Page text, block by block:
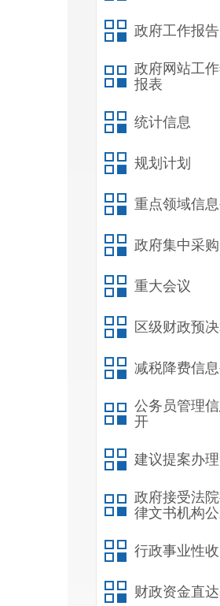
政府工作报告
政府网站工
报表
统计信息
规划计划
重点领域信
政府集中采购
重大会议
区级财政预
减税降费信
公务员管理
开
建议提案办理
政府接受法
律文书机构
行政事业性
财政资金直